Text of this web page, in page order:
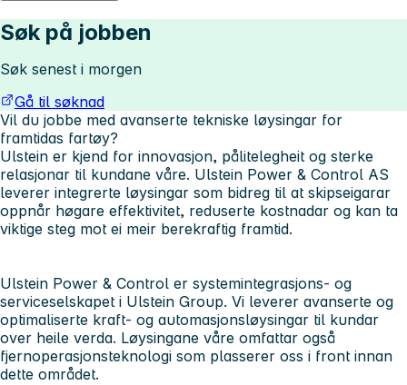
Søk på jobben
Søk senest i morgen
Gå til søknad
Vil du jobbe med avanserte tekniske løysingar for
framtidas fartøy?
Ulstein er kjend for innovasjon, pålitelegheit og sterke
relasjonar til kundane våre. Ulstein Power & Control AS
leverer integrerte løysingar som bidreg til at skipseigarar
oppnår høgare effektivitet, reduserte kostnadar og kan ta
viktige steg mot ei meir berekraftig framtid.
Ulstein Power & Control er systemintegrasjons- og
serviceselskapet i Ulstein Group. Vi leverer avanserte og
optimaliserte kraft- og automasjonsløysingar til kundar
over heile verda. Løysingane våre omfattar også
fjernoperasjonsteknologi som plasserer oss i front innan
dette området.